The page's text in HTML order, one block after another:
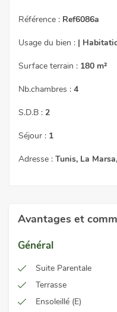
Référence : Ref6086a
Usage du bien : |
Surface terrain : 180 m²
Nb.chambres : 4
S.D.B : 2
Séjour : 1
Adresse : Tunis, La
Avantages et
Général
Suite Parentale
Terrasse
Ensoleillé (e)